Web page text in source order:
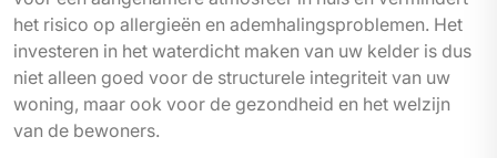
het risico op allergieën en ademhalingsproblemen. Het
investeren in het waterdicht maken van uw kelder is dus
niet alleen goed voor de structurele integriteit van uw
woning, maar ook voor de gezondheid en het welzijn
van de bewoners.